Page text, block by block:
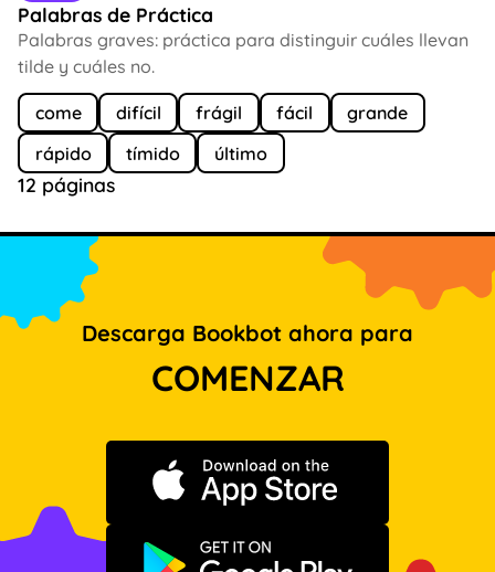
Palabras de Práctica
Palabras graves: práctica para distinguir cuáles llevan
tilde y cuáles no.
come difícil frágil fácil
grande
rápido
tímido último
12 páginas
Descarga Bookbot ahora para
COMENZAR
Descargar en App Store